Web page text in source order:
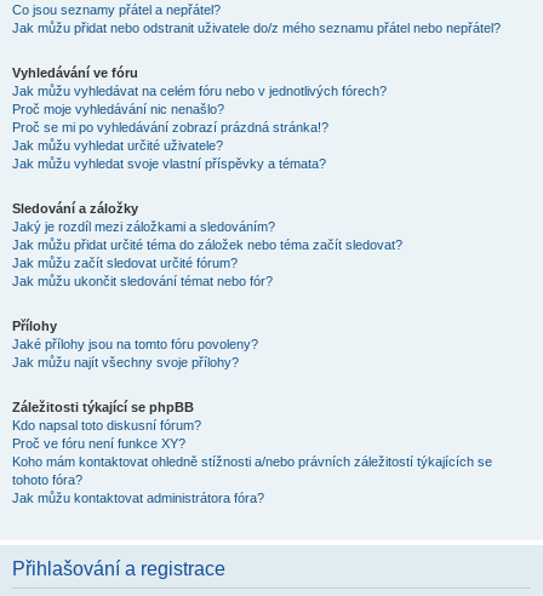
Co jsou seznamy přátel a nepřátel?
Jak můžu přidat nebo odstranit uživatele do/z mého seznamu přátel nebo nepřátel?
Vyhledávání ve fóru
Jak můžu vyhledávat na celém fóru nebo v jednotlivých fórech?
Proč moje vyhledávání nic nenašlo?
Proč se mi po vyhledávání zobrazí prázdná stránka!?
Jak můžu vyhledat určité uživatele?
Jak můžu vyhledat svoje vlastní příspěvky a témata?
Sledování a záložky
Jaký je rozdíl mezi záložkami a sledováním?
Jak můžu přidat určité téma do záložek nebo téma začít sledovat?
Jak můžu začít sledovat určité fórum?
Jak můžu ukončit sledování témat nebo fór?
Přílohy
Jaké přílohy jsou na tomto fóru povoleny?
Jak můžu najít všechny svoje přílohy?
Záležitosti týkající se phpBB
Kdo napsal toto diskusní fórum?
Proč ve fóru není funkce XY?
Koho mám kontaktovat ohledně stížnosti a/nebo právních záležitostí týkajících se
tohoto fóra?
Jak můžu kontaktovat administrátora fóra?
Přihlašování a registrace